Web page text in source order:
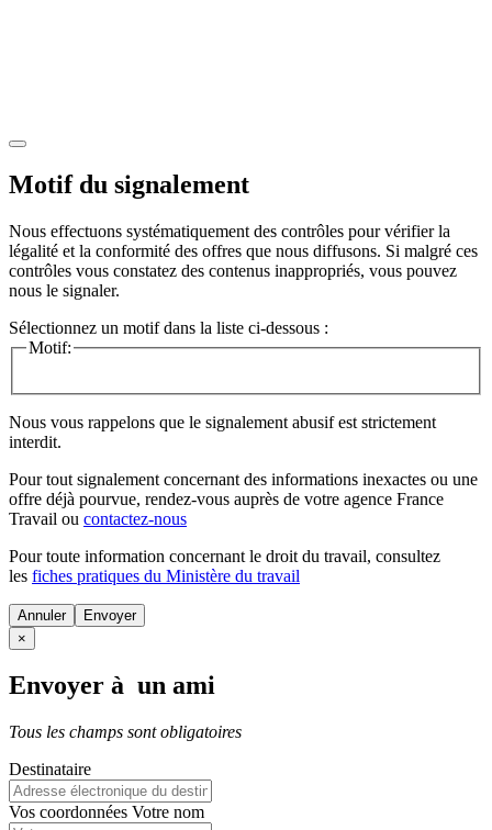
Motif du signalement
Nous effectuons systématiquement des contrôles pour vérifier la
légalité et la conformité des offres que nous diffusons. Si malgré ces
contrôles vous constatez des contenus inappropriés, vous pouvez
nous le signaler.
Sélectionnez un motif dans la liste ci-dessous :
Motif:
Nous vous rappelons que le signalement abusif est strictement
interdit.
Pour tout signalement concernant des informations inexactes ou une
offre déjà pourvue, rendez-vous auprès de votre agence France
Travail ou contactez-nous
Pour toute information concernant le droit du travail, consultez
les fiches pratiques du Ministère du travail
Annuler
×
Envoyer à un ami
Tous les champs sont obligatoires
Destinataire
Vos coordonnées Votre nom